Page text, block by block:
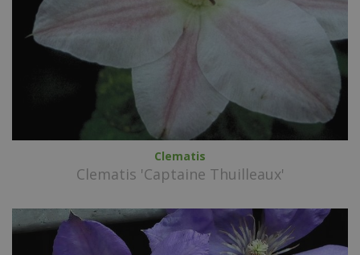
Clematis
Clematis 'Captaine Thuilleaux'